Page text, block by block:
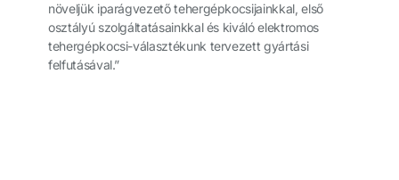
növeljük iparágvezető tehergépkocsijainkkal, első
osztályú szolgáltatásainkkal és kiváló elektromos
tehergépkocsi-választékunk tervezett gyártási
felfutásával.”